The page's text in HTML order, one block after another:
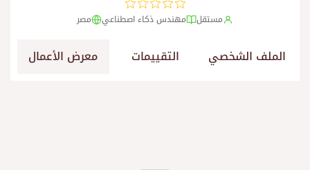
مستقل مهندس ذكاء اصطناعي مصر
الملف الشخصي التقييمات معرض الأعمال